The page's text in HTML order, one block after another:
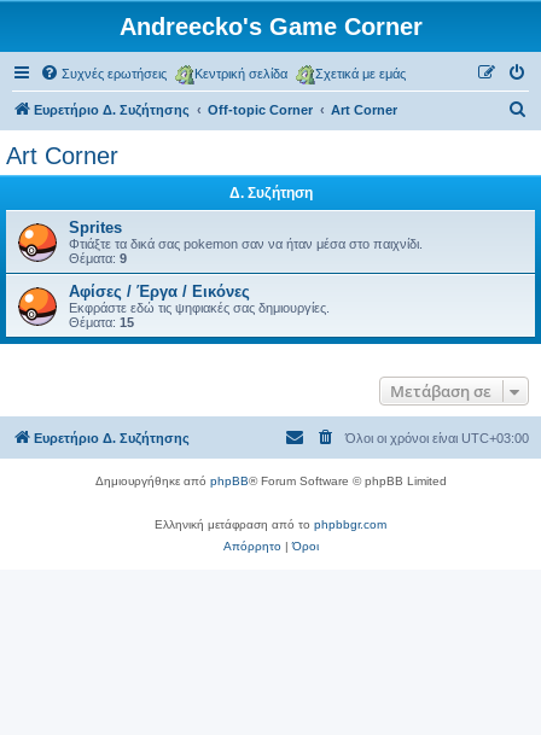
Andreecko's Game Corner
Συχνές ερωτήσεις Κεντρική σελίδα Σχετικά με εμάς
Ευρετήριο Δ. Συζήτησης Off-topic Corner Art Corner
η
Art Corner
Δ. Συζήτηση
Sprites
Φτιάξτε τα δικά σας pokemon σαν να ήταν μέσα στο παιχνίδι.
Θέματα: 9
Αφίσες / Έργα / Εικόνες
Εκφράστε εδώ τις ψηφιακές σας δημιουργίες.
Θέματα: 15
Μετάβαση σε
Ευρετήριο Δ. Συζήτησης Όλοι οι χρόνοι είναι UTC+03:00
Δημιουργήθηκε από phpBB® Forum Software © phpBB Limited
Ελληνική μετάφραση από το phpbbgr.com
Απόρρητο|Όροι